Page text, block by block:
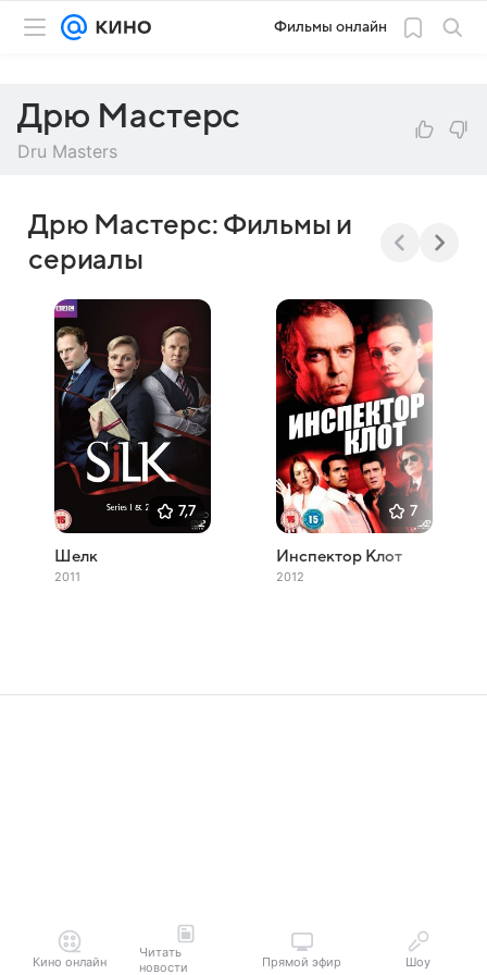
Фильмы онлайн
Дрю Мастерс
Dru Masters
Дрю Мастерс: Фильмы и
сериалы
7,7
Шелк
2011
7
Инспектор Клот
2012
Кино онлайн
Читать
новости
Прямой эфир Шоу